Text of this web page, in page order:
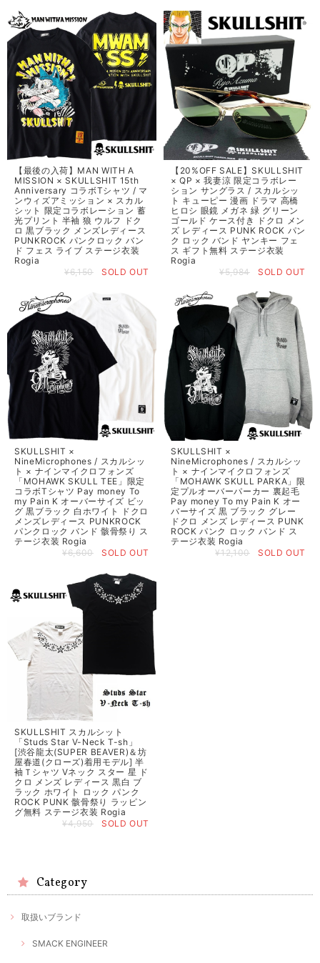
【最後の入荷】MAN WITH A
MISSION × SKULLSHIT 15th
Anniversary コラボTシャツ / マ
ンウィズアミッション × スカル
シット 限定コラボレーション 蓄
光プリント 半袖 狼 ウルフ ドク
ロ 黒ブラック メンズレディース
PUNKROCK パンクロック バン
ド フェス ライブ ステージ衣装
Rogia
¥6,150
SOLD OUT
【20%OFF SALE】SKULLSHIT
× QP × 我妻涼 限定コラボレー
ション サングラス / スカルシッ
ト キューピー 漫画 ドラマ 高橋
ヒロシ 眼鏡 メガネ 緑 グリーン
ゴールド ケース付き ドクロ メン
ズ レディース PUNK ROCK パン
ク ロック バンド ヤンキー フェ
ス ギフト無料 ステージ衣装
Rogia
¥5,984
SOLD OUT
SKULLSHIT ×
NineMicrophones / スカルシッ
ト × ナインマイクロフォンズ
「MOHAWK SKULL TEE」限定
コラボTシャツ Pay money To
my Pain K オーバーサイズ ビッ
グ 黒ブラック 白ホワイト ドクロ
メンズレディース PUNKROCK
パンクロック バンド 骸骨祭り ス
テージ衣装 Rogia
¥6,600
SOLD OUT
SKULLSHIT ×
NineMicrophones / スカルシッ
ト × ナインマイクロフォンズ
「MOHAWK SKULL PARKA」限
定プルオーバーパーカー 裏起毛
Pay money To my Pain K オー
バーサイズ 黒 ブラック グレー
ドクロ メンズ レディース PUNK
ROCK パンク ロック バンド ス
テージ衣装 Rogia
¥12,100
SOLD OUT
SKULLSHIT スカルシット
「Studs Star V-Neck T-sh」
[渋谷龍太(SUPER BEAVER)＆坊
屋春道(クローズ)着用モデル] 半
袖Ｔシャツ Vネック スター 星 ド
クロ メンズ レディース 黒白 ブ
ラック ホワイト ロック パンク
ROCK PUNK 骸骨祭り ラッピン
グ無料 ステージ衣装 Rogia
¥4,950
SOLD OUT
Category
取扱いブランド
SMACK ENGINEER